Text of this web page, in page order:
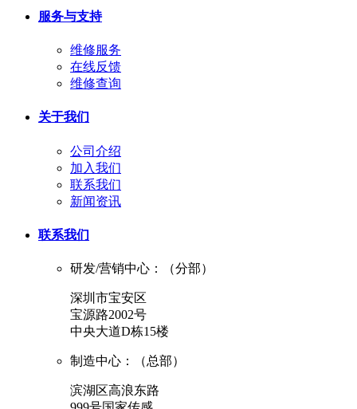
服务与支持
维修服务
在线反馈
维修查询
关于我们
公司介绍
加入我们
联系我们
新闻资讯
联系我们
研发/营销中心：（分部）
深圳市宝安区
宝源路2002号
中央大道D栋15楼
制造中心：（总部）
滨湖区高浪东路